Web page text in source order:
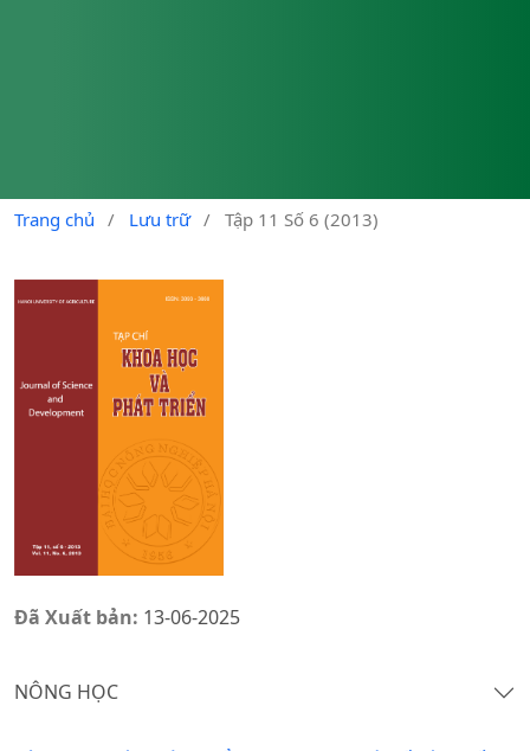
Trang chủ / Lưu trữ / Tập 11 Số 6 (2013)
Đã Xuất bản: 13-06-2025
NÔNG HỌC